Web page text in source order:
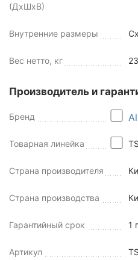
(ДхШхВ)
Внутренние размеры
Вес нетто, кг
Производитель и
Бренд
Товарная линейка TS
Страна производителя
Страна производства
Гарантийный срок 1
Артикул